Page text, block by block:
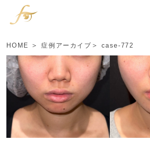
HOME 症例アーカイブ case-772